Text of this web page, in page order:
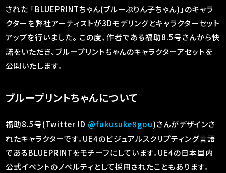
された 「BLUEPRINTちゃん(ブルーぷりん子ちゃん)」のキャラ
クターを弊社アーティストが3Dモデリングとキャラクターセット
アップを行いました。 この度、作者である福助8.5号さんから快
諾をいただき、ブループリントちゃんのキャラクターアセットを
公開いたします。
ブループリントちゃんについて
福助8.5号(Twitter ID @fukusuke8gou)さんがデザインさ
れたキャラクターです。UE4のビジュアルスクリプティング言語
であるBLUEPRINTをモチーフにしています。UE4の日本国内
公式イベントのノベルティとして採用されたこともあります。